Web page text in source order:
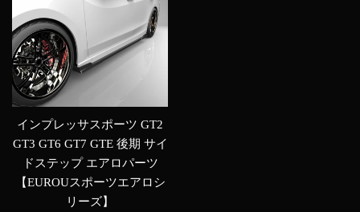
インプレッサスポーツ GT2
GT3 GT6 GT7 GTE 後期 サイ
ドステップ エアロパーツ
【EUROUスポーツエアロシ
リーズ】